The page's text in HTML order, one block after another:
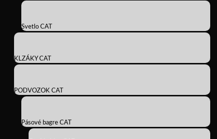
Svetlo CAT
KLZÁKY CAT
PODVOZOK CAT
Pásové bagre CAT